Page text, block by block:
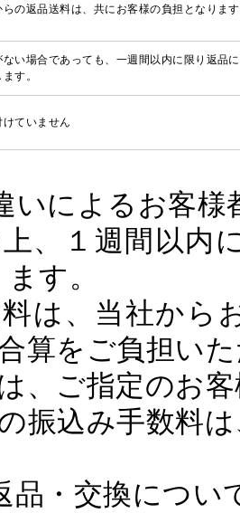
らの返品送料は、共にお客様の負担となりま
ない場合であっても、一週間以内に限り返品
す。
ていません
いによるお客
上、１週間以
す。
料は、当社か
算をご負担い
、ご指定のお
振込み手数料
品・交換につい